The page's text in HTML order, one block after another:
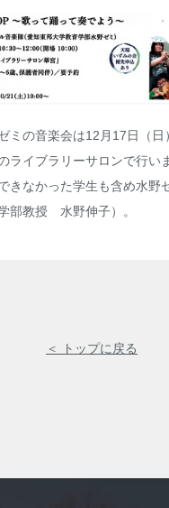
ミの音楽会は12月17日（日
ライブラリーサロンで行い
きなかった学生も含め水野
部教授 水野伸子）。
＜ トップに戻る